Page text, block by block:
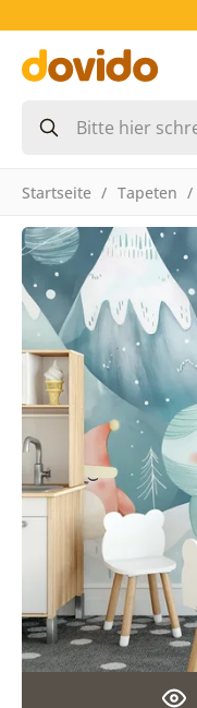
Startseite Tapeten